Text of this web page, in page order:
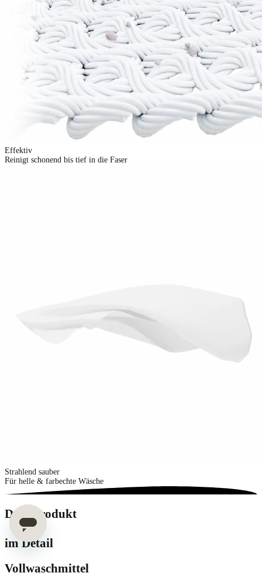
Effektiv
Reinigt schonend bis tief in die Faser
Strahlend sauber
Für helle & farbechte Wäsche
Dein Produkt
im Detail
Vollwaschmittel